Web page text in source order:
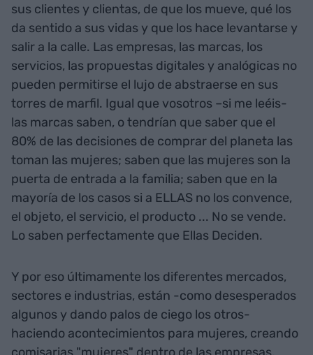
sus clientes y clientas, de que los mueve, qué los
da sentido a sus vidas y que los hace levantarse y
salir a la calle. Las empresas, las marcas, los
servicios, las propuestas digitales y analógicas no
pueden permitirse el lujo de abstraerse en sus
torres de marfil. Igual que vosotros –si me leéis-
las marcas saben, o tendrían que saber que el
80% de las decisiones de comprar del planeta las
toman las mujeres; saben que las mujeres son la
puerta de entrada a la familia; saben que en la
mayoría de los casos si a ELLAS no los convence,
el objeto, el servicio, el producto ... No se vende.
Lo saben perfectamente que Ellas Deciden.
Y por eso últimamente los diferentes mercados,
sectores e industrias, están -como desesperados
algunos y dando palos de ciego los otros-
haciendo acontecimientos para mujeres, creando